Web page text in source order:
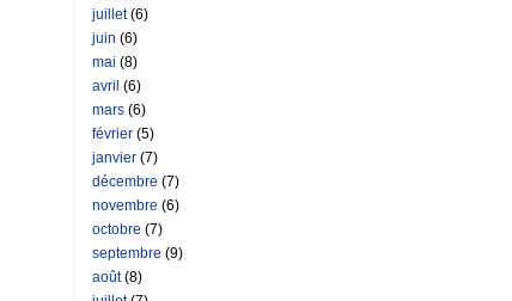
juillet(6)
juin (6)
mai (8)
avril (6)
mars (6)
février (5)
janvier (7)
décembre (7)
novembre (6)
octobre (7)
septembre (9)
août(8)